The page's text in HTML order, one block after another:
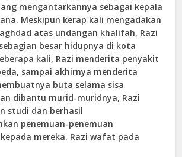
mengantarkannya sebagai kepala
Meskipun kerap kali mengadakan
atas undangan khalifah, Razi
besar hidupnya di kota
kali, Razi menderita penyakit
sampai akhirnya menderita
buta selama sisa
dibantu murid-muridnya, Razi
studi dan berhasil
penemuan-penemuan
mereka. Razi wafat pada